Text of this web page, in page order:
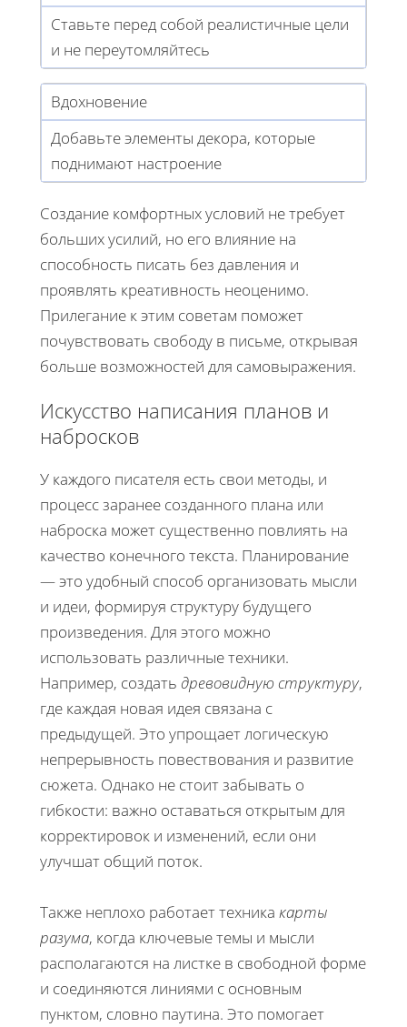
Ставьте перед собой реалистичные цели
и не переутомляйтесь
Вдохновение
Добавьте элементы декора, которые
поднимают настроение
Создание комфортных условий не требует
больших усилий, но его влияние на
способность писать без давления и
проявлять креативность неоценимо.
Прилегание к этим советам поможет
почувствовать свободу в письме, открывая
больше возможностей для самовыражения.
Искусство написания планов и
набросков
У каждого писателя есть свои методы, и
процесс заранее созданного плана или
наброска может существенно повлиять на
качество конечного текста. Планирование
— это удобный способ организовать мысли
и идеи, формируя структуру будущего
произведения. Для этого можно
использовать различные техники.
Например, создать древовидную структуру,
где каждая новая идея связана с
предыдущей. Это упрощает логическую
непрерывность повествования и развитие
сюжета. Однако не стоит забывать о
гибкости: важно оставаться открытым для
корректировок и изменений, если они
улучшат общий поток.
Также неплохо работает техника карты
разума, когда ключевые темы и мысли
располагаются на листке в свободной форме
и соединяются линиями с основным
пунктом, словно паутина. Это помогает